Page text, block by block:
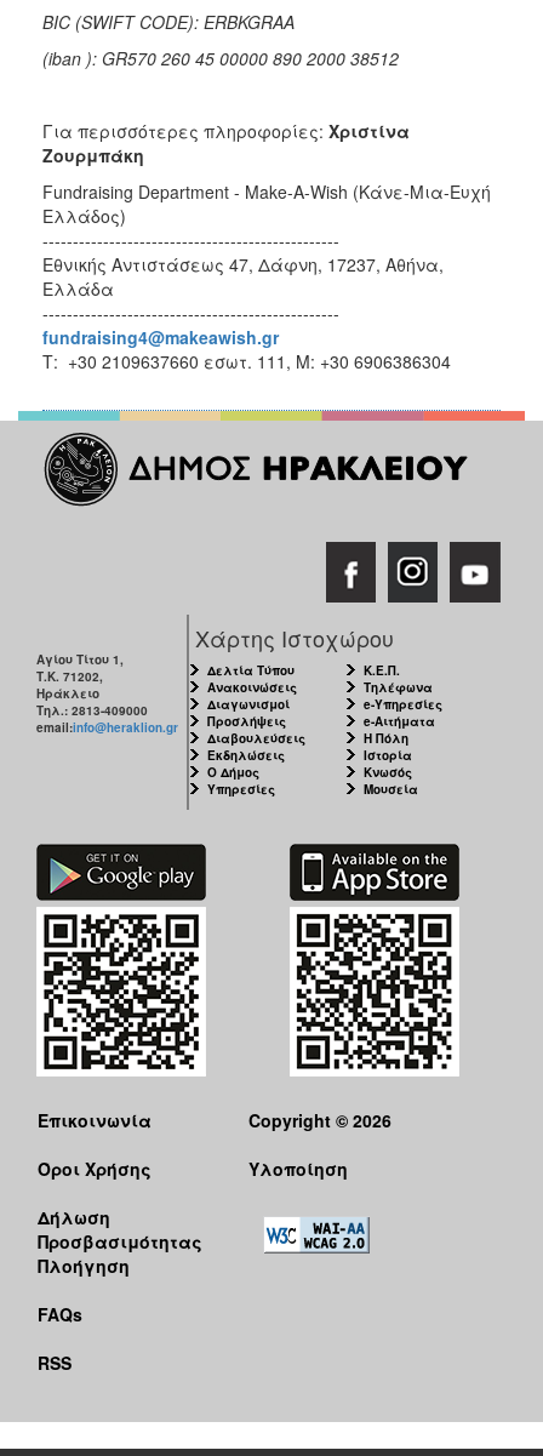
BIC (SWIFT CODE): ERBKGRAA
(iban ): GR570 260 45 00000 890 2000 38512
Για περισσότερες πληροφορίες: Χριστίνα
Ζουρμπάκη
Fundraising Department - Make-A-Wish (Κάνε-Μια-Ευχή
Ελλάδος)
-------------------------------------------------
Εθνικής Αντιστάσεως 47, Δάφνη, 17237, Αθήνα,
Ελλάδα
-------------------------------------------------
fundraising4@makeawish.gr
Τ: +30 2109637660 εσωτ. 111, M: +30 6906386304
Αγίου Τίτου 1,
Τ.Κ. 71202,
Ηράκλειο
Τηλ.: 2813-409000
email:info@heraklion.gr
Χάρτης Ιστοχώρου
Δελτία Τύπου
Ανακοινώσεις
Διαγωνισμοί
Προσλήψεις
Διαβουλεύσεις
Εκδηλώσεις
Ο Δήμος
Υπηρεσίες
Κ.Ε.Π.
Τηλέφωνα
e-Υπηρεσίες
e-Αιτήματα
Η Πόλη
Ιστορία
Κνωσός
Μουσεία
Επικοινωνία
Όροι Χρήσης
Δήλωση
Προσβασιμότητας
Πλοήγηση
FAQs
RSS
Copyright © 2026
Υλοποίηση